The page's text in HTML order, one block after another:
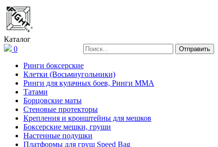
Каталог
0
Ринги боксерские
Клетки (Восьмиугольники)
Ринги для кулачных боев, Ринги ММА
Татами
Борцовские маты
Стеновые протекторы
Крепления и кронштейны для мешков
Боксерские мешки, груши
Настенные подушки
Платформы для груш Speed Bag